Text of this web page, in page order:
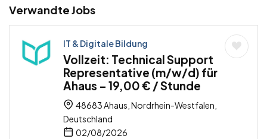
Verwandte Jobs
IT & Digitale Bildung
Vollzeit: Technical Support
Representative (m/w/d) für
Ahaus – 19,00 € / Stunde
48683 Ahaus, Nordrhein-Westfalen,
Deutschland
02/08/2026